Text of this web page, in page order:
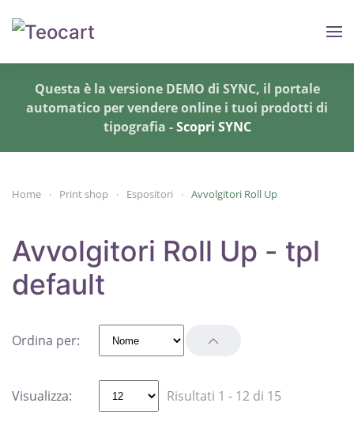
Skip to main content
Questa è la versione DEMO di SYNC, il portale
automatico per vendere online i tuoi prodotti di
tipografia -Scopri SYNC
Home Print shop Espositori Avvolgitori Roll Up
Avvolgitori Roll Up - tpl
default
Ordina per:
Visualizza: Risultati 1 - 12 di 15